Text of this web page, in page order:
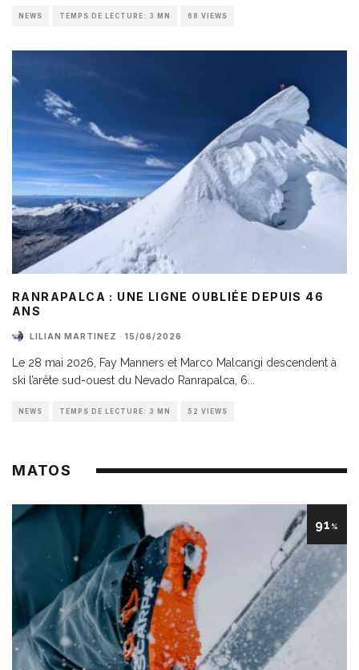
NEWS TEMPS DE LECTURE: 3 MN 68 VIEWS
RANRAPALCA : UNE LIGNE OUBLIÉE DEPUIS 46
ANS
LILIAN MARTINEZ · 15/06/2026
Le 28 mai 2026, Fay Manners et Marco Malcangi descendent à
ski l’arête sud-ouest du Nevado Ranrapalca, 6
NEWS TEMPS DE LECTURE: 3 MN 52 VIEWS
MATOS
91 %